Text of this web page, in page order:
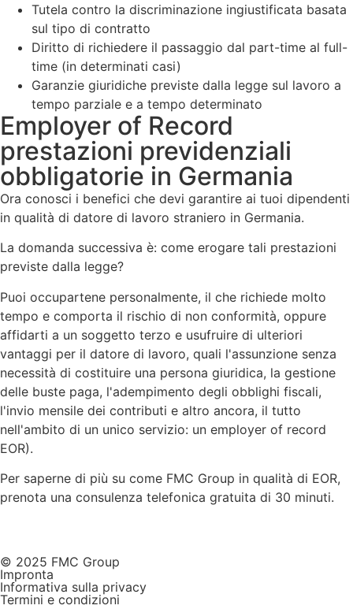
Tutela contro la discriminazione ingiustificata basata
sul tipo di contratto
Diritto di richiedere il passaggio dal part-time al full-
time (in determinati casi)
Garanzie giuridiche previste dalla legge sul lavoro a
tempo parziale e a tempo determinato
Employer of Record
prestazioni previdenziali
obbligatorie in Germania
Ora conosci i benefici che devi garantire ai tuoi dipendenti
in qualità di datore di lavoro straniero in Germania.
La domanda successiva è: come erogare tali prestazioni
previste dalla legge?
Puoi occupartene personalmente, il che richiede molto
tempo e comporta il rischio di non conformità, oppure
affidarti a un soggetto terzo e usufruire di ulteriori
vantaggi per il datore di lavoro, quali l'assunzione senza
necessità di costituire una persona giuridica, la gestione
delle buste paga, l'adempimento degli obblighi fiscali,
l'invio mensile dei contributi e altro ancora, il tutto
nell'ambito di un unico servizio: un employer of record
EOR).
Per saperne di più su come FMC Group in qualità di EOR,
prenota una consulenza telefonica gratuita di 30 minuti.
© 2025 FMC Group
Impronta
Informativa sulla privacy
Termini e condizioni